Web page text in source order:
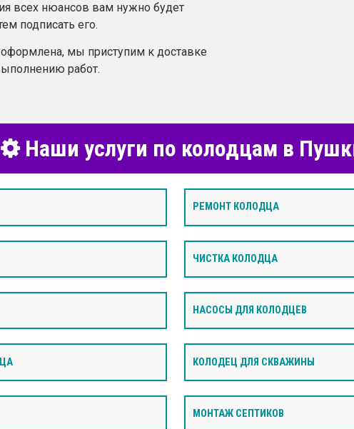
всех нюансов вам нужно будет
подписать его.
мы приступим к доставке
работ.
Наши услуги по колодцам в
РЕМОНТ КОЛОДЦА
ЧИСТКА КОЛОДЦА
НАСОСЫ ДЛЯ КОЛОДЦЕВ
КОЛОДЕЦ ДЛЯ СКВАЖИНЫ
МОНТАЖ СЕПТИКОВ